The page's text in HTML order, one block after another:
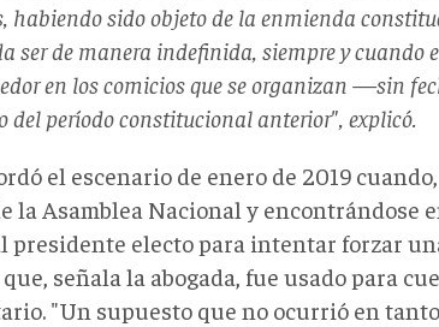
habiendo sido objeto de la enmienda
ser de manera indefinida, siempre y cuando
en los comicios que se organizan —sin
del período constitucional anterior", explicó.
el escenario de enero de 2019
la Asamblea Nacional y encontrándose
presidente electo para intentar forzar
señala la abogada, fue usado para
"Un supuesto que no ocurrió en